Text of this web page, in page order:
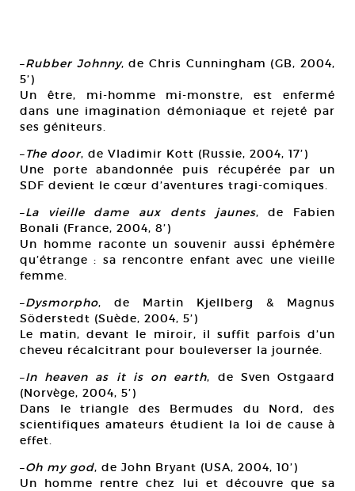
–Rubber Johnny, de Chris Cunningham (GB, 2004,
5’)
Un être, mi-homme mi-monstre, est enfermé
dans une imagination démoniaque et rejeté par
ses géniteurs.
–The door, de Vladimir Kott (Russie, 2004, 17’)
Une porte abandonnée puis récupérée par un
SDF devient le cœur d’aventures tragi-comiques.
–La vieille dame aux dents jaunes, de Fabien
Bonali (France, 2004, 8’)
Un homme raconte un souvenir aussi éphémère
qu’étrange : sa rencontre enfant avec une vieille
femme.
–Dysmorpho, de Martin Kjellberg & Magnus
Söderstedt (Suède, 2004, 5’)
Le matin, devant le miroir, il suffit parfois d’un
cheveu récalcitrant pour bouleverser la journée.
–In heaven as it is on earth, de Sven Ostgaard
(Norvège, 2004, 5’)
Dans le triangle des Bermudes du Nord, des
scientifiques amateurs étudient la loi de cause à
effet.
–Oh my god, de John Bryant (USA, 2004, 10’)
Un homme rentre chez lui et découvre que sa